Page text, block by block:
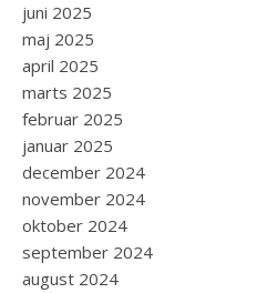
juni 2025
maj 2025
april 2025
marts 2025
februar 2025
januar 2025
december 2024
november 2024
oktober 2024
september 2024
august 2024